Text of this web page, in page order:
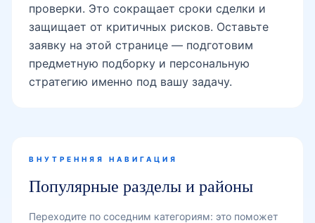
проверки. Это сокращает сроки сделки и
защищает от критичных рисков. Оставьте
заявку на этой странице — подготовим
предметную подборку и персональную
стратегию именно под вашу задачу.
ВНУТРЕННЯЯ НАВИГАЦИЯ
Популярные разделы и районы
Переходите по соседним категориям: это поможет